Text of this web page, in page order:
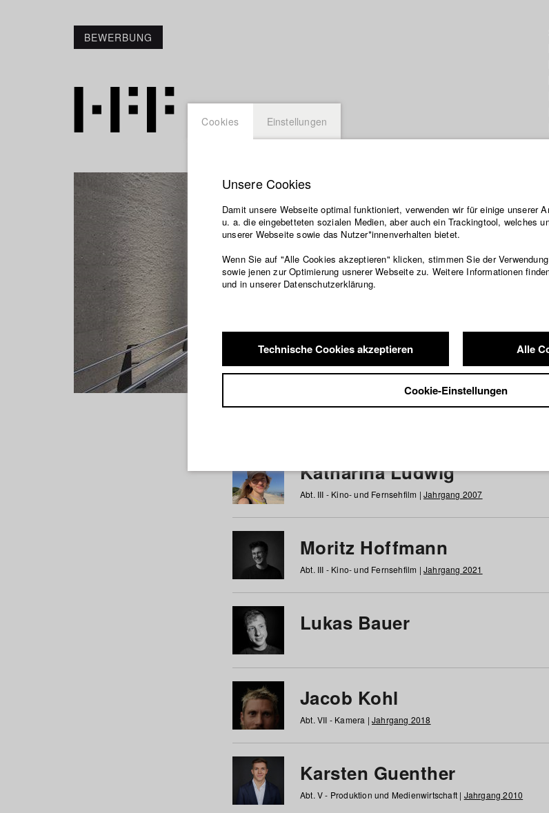
BEWERBUNG
Studierende / Alumni
a b c d e f g h i j k l m n o p q r s t u v w x y z
Katharina Ludwig
Abt. III - Kino- und Fernsehfilm | Jahrgang 2007
Moritz Hoffmann
Abt. III - Kino- und Fernsehfilm | Jahrgang 2021
Lukas Bauer
Jacob Kohl
Abt. VII - Kamera | Jahrgang 2018
Karsten Guenther
Abt. V - Produktion und Medienwirtschaft | Jahrgang 2010
Cookies Einstellungen
Unsere Cookies
Damit unsere Webseite optimal funktioniert, verwenden wir für einige unserer
u. a. die eingebetteten sozialen Medien, aber auch ein Trackingtool, welches
unserer Webseite sowie das Nutzer*innenverhalten bietet.
Wenn Sie auf "Alle Cookies akzeptieren" klicken, stimmen Sie der
sowie jenen zur Optimierung usnerer Webseite zu. Weitere Informationen
und in unserer Datenschutzerklärung.
Technische Cookies akzeptieren Alle
Cookie-Einstellungen